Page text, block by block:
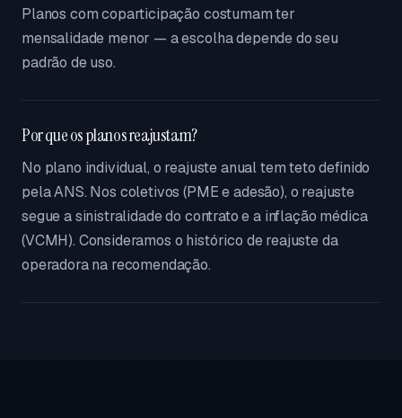
Planos com coparticipação costumam ter
mensalidade menor — a escolha depende do seu
padrão de uso.
Por que os planos reajustam?
No plano individual, o reajuste anual tem teto definido
pela ANS. Nos coletivos (PME e adesão), o reajuste
segue a sinistralidade do contrato e a inflação médica
(VCMH). Consideramos o histórico de reajuste da
operadora na recomendação.